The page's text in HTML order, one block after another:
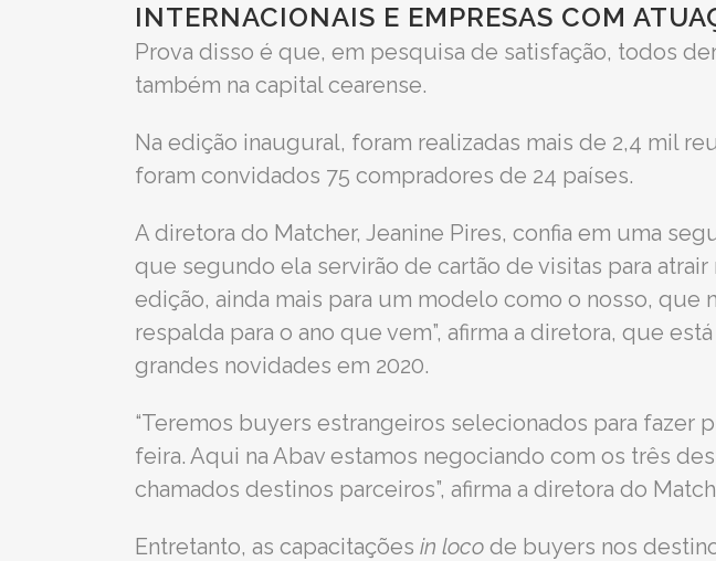
INTERNACIONAIS E EMPRESAS COM
Prova disso é que, em pesquisa de satisfação, todos
também na capital cearense.
Na edição inaugural, foram realizadas mais de 2,4 mil
foram convidados 75 compradores de 24 países.
A diretora do Matcher, Jeanine Pires, confia em uma
que segundo ela servirão de cartão de visitas para
edição, ainda mais para um modelo como o nosso, que
respalda para o ano que vem”, afirma a diretora, que
grandes novidades em 2020.
“Teremos buyers estrangeiros selecionados para
feira. Aqui na Abav estamos negociando com os três
chamados destinos parceiros”, afirma a diretora do
Entretanto, as capacitações in loco de buyers nos